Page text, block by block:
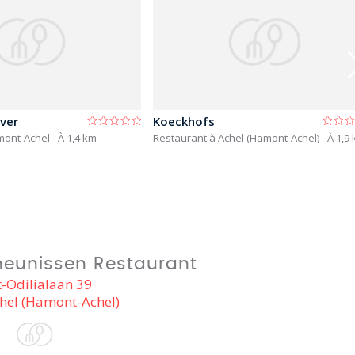
Achel - À 1,4 km
Koeckhofs
Restaurant à Achel (Hamont-Achel)- À 1,9
Restaurant
Odilialaan 39
(Hamont-Achel)